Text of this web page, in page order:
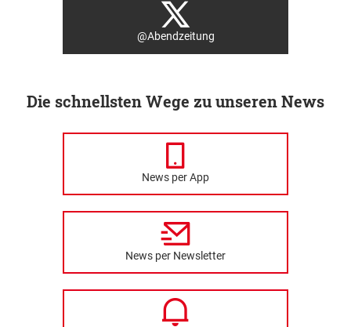
@Abendzeitung
Die schnellsten Wege zu unseren News
News per App
News per Newsletter